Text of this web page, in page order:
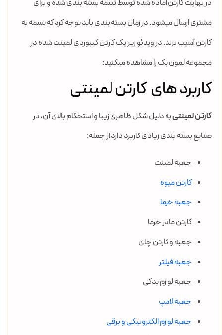
در نهایت کارتن آماده شده توسط تسمه بسته بندی شده و برای
مشتری ارسال میشود. در زمان بسته بندی باید توجه کرد که تسمه به
کارتن آسیب نزند. در ویدئو زیر یک کارتن کیبوردی لمینت شده در
مجموعه لمون پک را مشاهده میکنید:
کاربرد های کارتن لمینتی
کارتن لمینتیبه دلیل شکل ظاهری زیبا و استحکام بالای آن، در
صنایع بسته بندی زیادی کاربرد دارد از جمله:
جعبه لمینت
کارتن میوه
جعبه خرما
کارتن مادر خرما
جعبه و کارتن چای
جعبه فیلتر
جعبه لوازم یدکی
جعبه لامپ
جعبه لوازم الکترونیکی و برقی